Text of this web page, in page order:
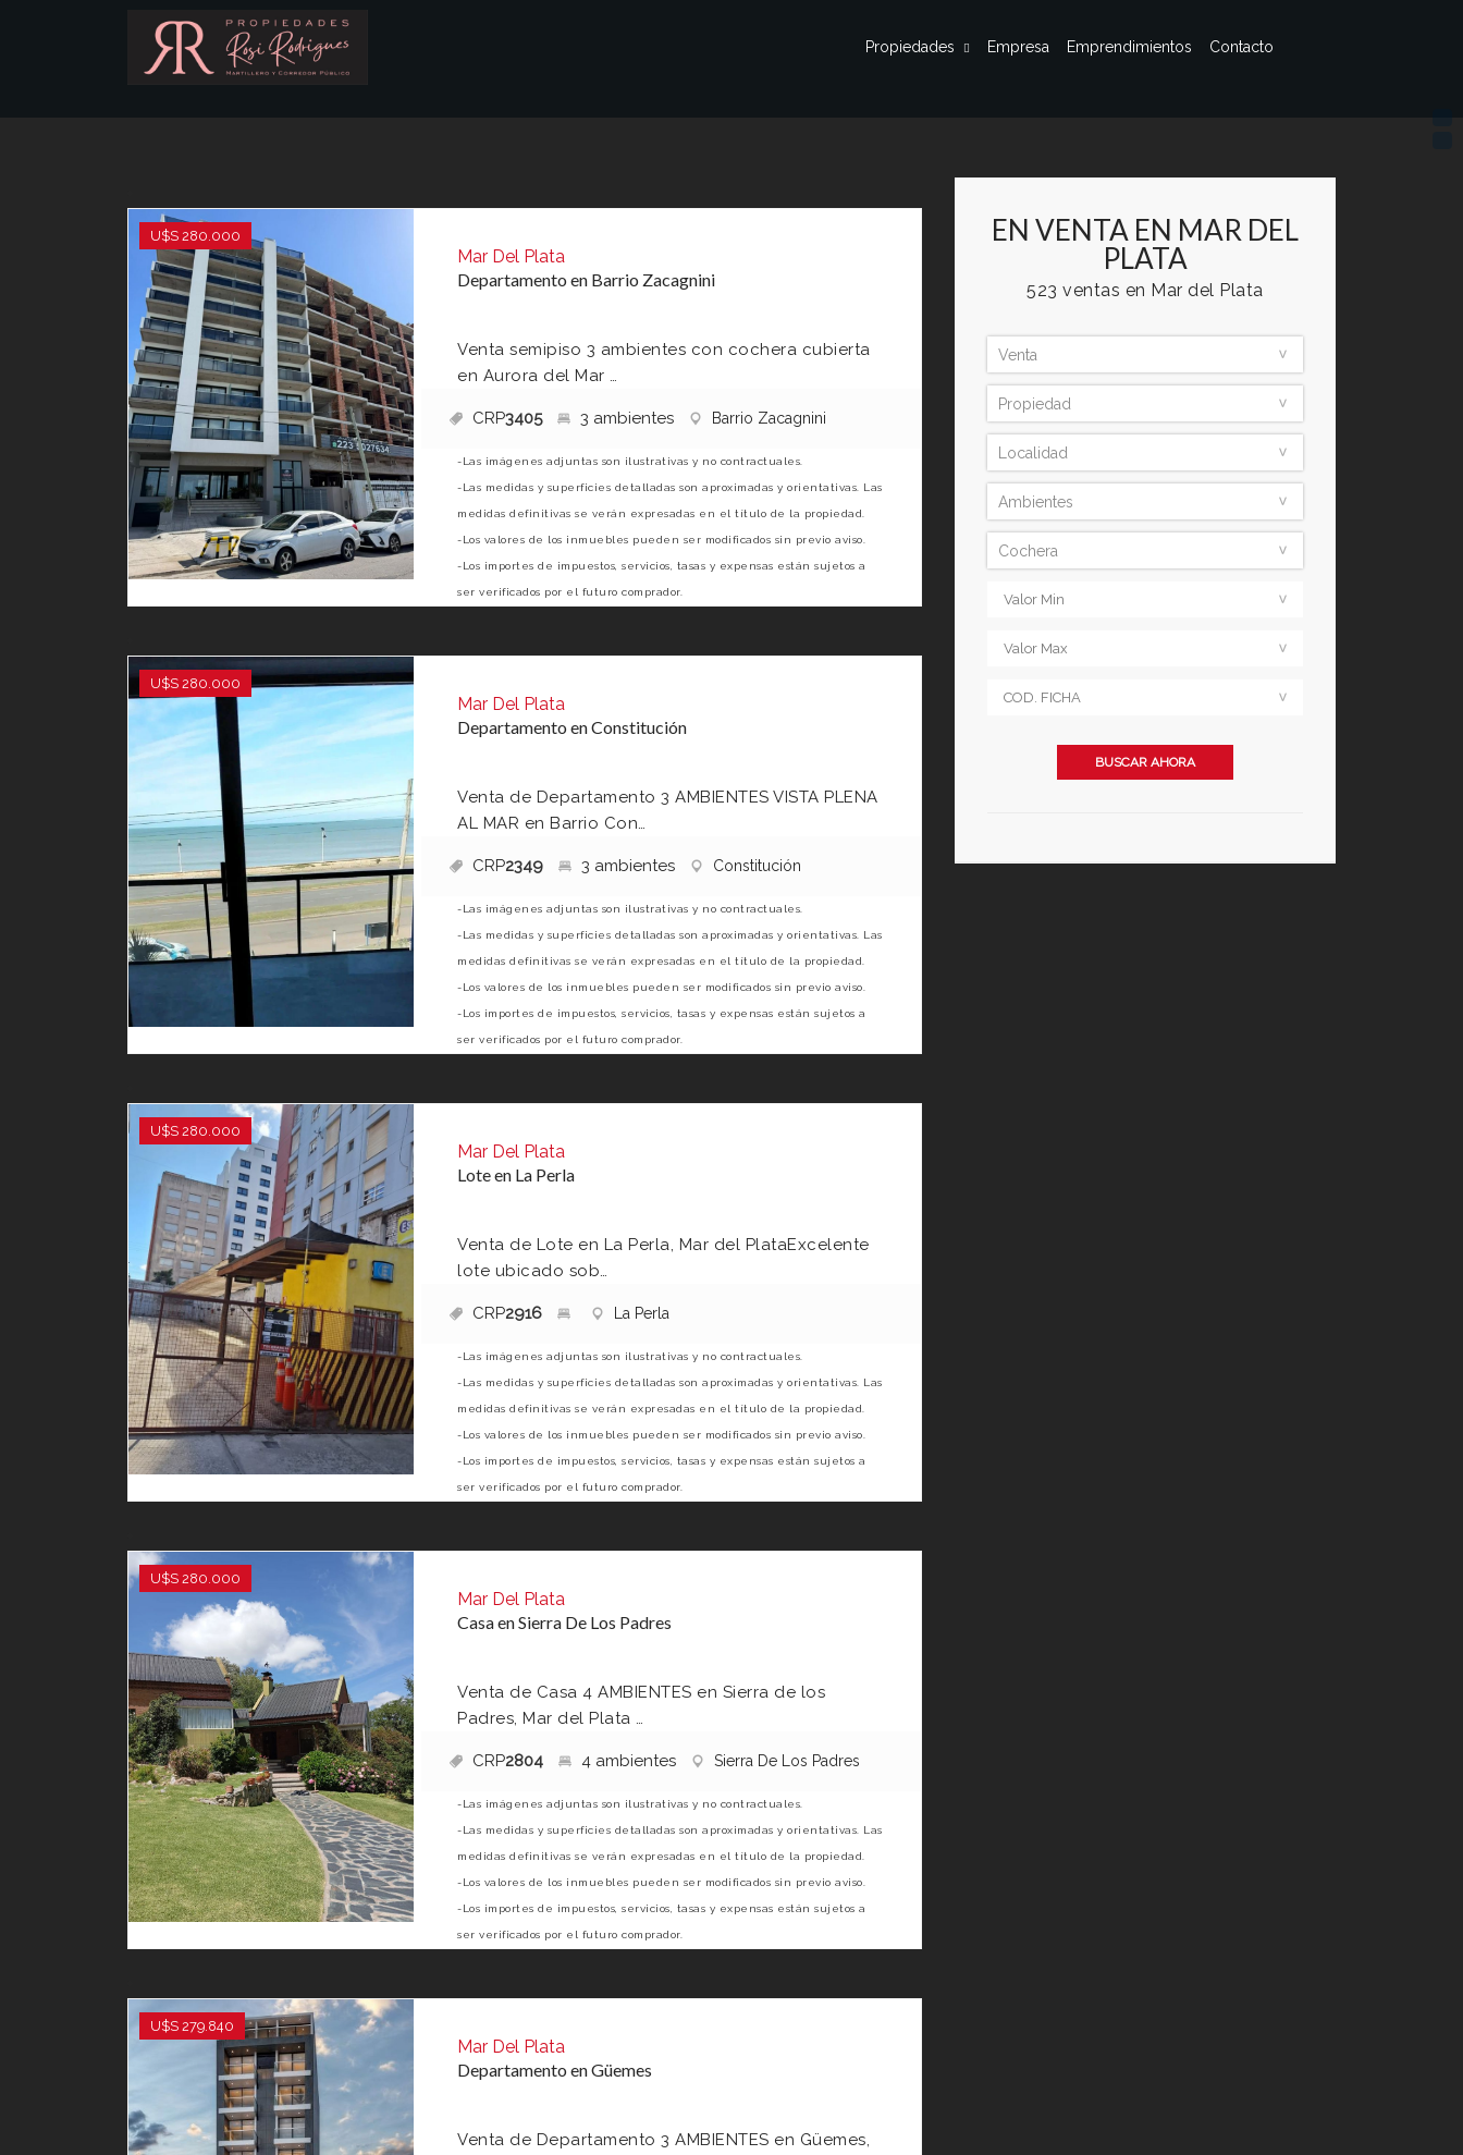
Propiedades Empresa Emprendimientos Contacto
U$S 280.000
Mar Del Plata
Departamento en Barrio Zacagnini
Venta semipiso 3 ambientes con cochera cubierta
en Aurora del Mar …
CRP3405 3 ambientes Barrio Zacagnini
-Las imágenes adjuntas son ilustrativas y no contractuales.
-Las medidas y superficies detalladas son aproximadas y orientativas. Las
medidas definitivas se verán expresadas en el título de la propiedad.
-Los valores de los inmuebles pueden ser modificados sin previo aviso.
-Los importes de impuestos, servicios, tasas y expensas están sujetos a
ser verificados por el futuro comprador.
U$S 280.000
Mar Del Plata
Departamento en Constitución
Venta de Departamento 3 AMBIENTES VISTA PLENA
AL MAR en Barrio Con…
CRP2349 3 ambientes Constitución
-Las imágenes adjuntas son ilustrativas y no contractuales.
-Las medidas y superficies detalladas son aproximadas y orientativas. Las
medidas definitivas se verán expresadas en el título de la propiedad.
-Los valores de los inmuebles pueden ser modificados sin previo aviso.
-Los importes de impuestos, servicios, tasas y expensas están sujetos a
ser verificados por el futuro comprador.
U$S 280.000
Mar Del Plata
Lote en La Perla
Venta de Lote en La Perla, Mar del PlataExcelente
lote ubicado sob…
CRP2916 La Perla
-Las imágenes adjuntas son ilustrativas y no contractuales.
-Las medidas y superficies detalladas son aproximadas y orientativas. Las
medidas definitivas se verán expresadas en el título de la propiedad.
-Los valores de los inmuebles pueden ser modificados sin previo aviso.
-Los importes de impuestos, servicios, tasas y expensas están sujetos a
ser verificados por el futuro comprador.
U$S 280.000
Mar Del Plata
Casa en Sierra De Los Padres
Venta de Casa 4 AMBIENTES en Sierra de los
Padres, Mar del Plata …
CRP2804 4 ambientes Sierra De Los Padres
-Las imágenes adjuntas son ilustrativas y no contractuales.
-Las medidas y superficies detalladas son aproximadas y orientativas. Las
medidas definitivas se verán expresadas en el título de la propiedad.
-Los valores de los inmuebles pueden ser modificados sin previo aviso.
-Los importes de impuestos, servicios, tasas y expensas están sujetos a
ser verificados por el futuro comprador.
U$S 279.840
Mar Del Plata
Departamento en Güemes
Venta de Departamento 3 AMBIENTES en Güemes,
EN VENTA EN MAR DEL
PLATA
523 ventas en Mar del Plata